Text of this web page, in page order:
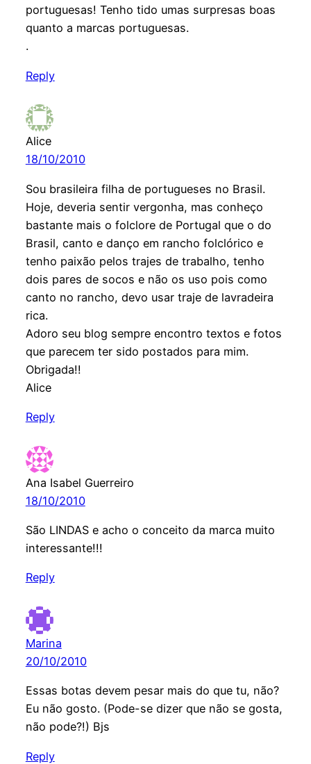
portuguesas! Tenho tido umas surpresas boas
quanto a marcas portuguesas.
.
Reply
Alice
18/10/2010
Sou brasileira filha de portugueses no Brasil.
Hoje, deveria sentir vergonha, mas conheço
bastante mais o folclore de Portugal que o do
Brasil, canto e danço em rancho folclórico e
tenho paixão pelos trajes de trabalho, tenho
dois pares de socos e não os uso pois como
canto no rancho, devo usar traje de lavradeira
rica.
Adoro seu blog sempre encontro textos e fotos
que parecem ter sido postados para mim.
Obrigada!!
Alice
Reply
Ana Isabel Guerreiro
18/10/2010
São LINDAS e acho o conceito da marca muito
interessante!!!
Reply
Marina
20/10/2010
Essas botas devem pesar mais do que tu, não?
Eu não gosto. (Pode-se dizer que não se gosta,
não pode?!) Bjs
Reply